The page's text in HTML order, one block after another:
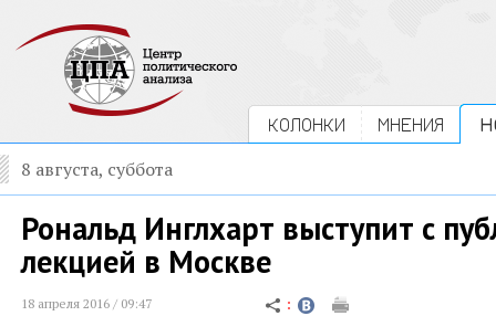
КОЛОНКИ МНЕНИЯ
8 августа, суббота
Рональд Инглхарт выступит с
лекцией в Москве
18 апреля 2016 / 09:47